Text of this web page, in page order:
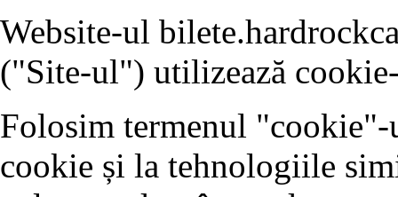
Website-ul
("Site-ul") utilizează
Folosim termenul
cookie și la tehnologiile